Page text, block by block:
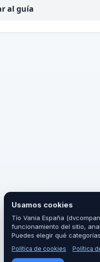
al guía
Usamos cookies
Tío Vania España
funcionamiento del sitio,
Puedes elegir qué
Política de cookies Política